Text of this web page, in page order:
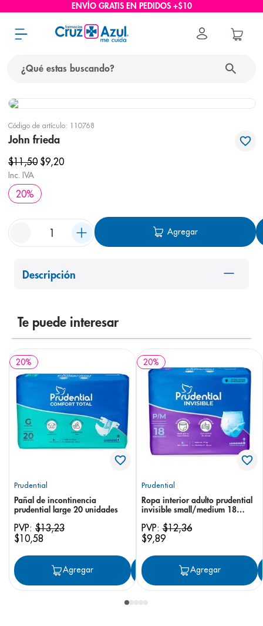
ENVÍO GRATIS EN PEDIDOS +$10
Código de artículo: 110768
John frieda
$11,50 $9,20
Inc. IVA
20%
Agregar
Descripción
Te puede interesar
20%
Prudential
Pañal de incontinencia
prudential large 20 unidades
PVP: $13,23
$10,58
Agregar Agregar
20%
Prudential
Ropa interior adulto prudential
invisible small/medium 18
PVP:$12,36
$9,89
Agregar
términos más buscados
protector solar
3.
4. cerave
shampoo
8. panolini
desodorante